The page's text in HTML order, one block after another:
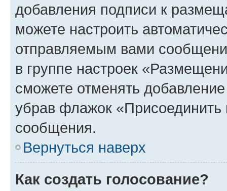
добавления подписи к
можете настроить
отправляемым вами
в группе настроек
сможете отменять
убрав флажок
сообщения.
Вернуться наверх
Как создать голосование?